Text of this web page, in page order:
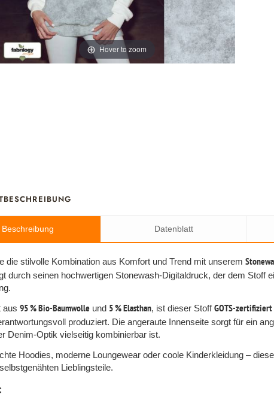
Hover to zoom
Beschreibung Datenblatt
die stilvolle Kombination aus Komfort und Trend mit unserem
durch seinen hochwertigen Stonewash-Digitaldruck, der dem Stoff
aus 95 % Bio-Baumwolle und 5 % Elasthan, ist dieser StoffGOTS-zertifiziert
produziert. Die angeraute Innenseite sorgt für ein
Denim-Optik vielseitig kombinierbar ist.
Hoodies, moderne Loungewear oder coole Kinderkleidung –
Lieblingsteile.